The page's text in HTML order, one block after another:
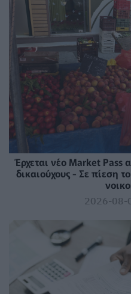
Έρχεται νέο Market Pass
δικαιούχους - Σε πίεση
2026-08-